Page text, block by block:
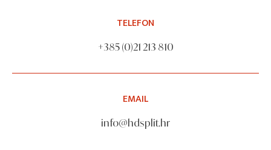
TELEFON
+385 (0)21 213 810
EMAIL
info@hdsplit.hr